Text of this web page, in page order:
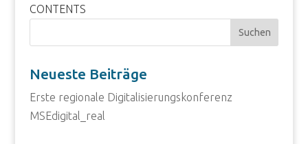
CONTENTS
Neueste Beiträge
Erste regionale Digitalisierungskonferenz
MSEdigital_real